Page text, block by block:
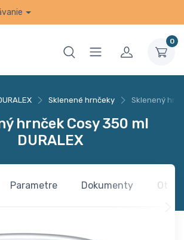
0
Sklenené hrnčeky Sklenený
hrnček Cosy 350 ml
DURALEX
Parametre Dokumenty